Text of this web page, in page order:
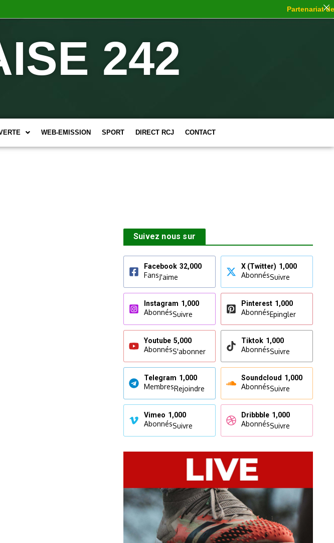
242
WEB-EMISSION SPORT DIRECT RCJ CONTACT
Suivez nous sur
Facebook 32,000
FansJ'aime
X (Twitter) 1,000
AbonnésSuivre
Instagram 1,000
AbonnésSuivre
Pinterest 1,000
AbonnésEpingler
Youtube 5,000
AbonnésS'abonner
Tiktok 1,000
AbonnésSuivre
Telegram 1,000
MembresRejoindre
Soundcloud 1,000
AbonnésSuivre
Vimeo 1,000
AbonnésSuivre
Dribbble 1,000
AbonnésSuivre
Partenariat de